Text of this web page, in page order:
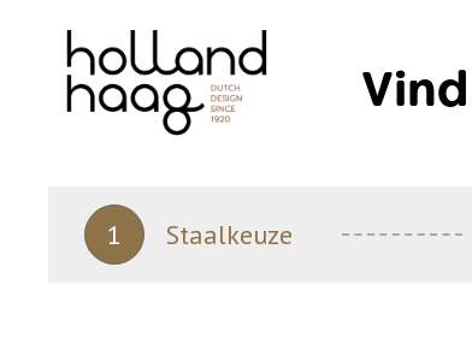
1 Staalkeuze